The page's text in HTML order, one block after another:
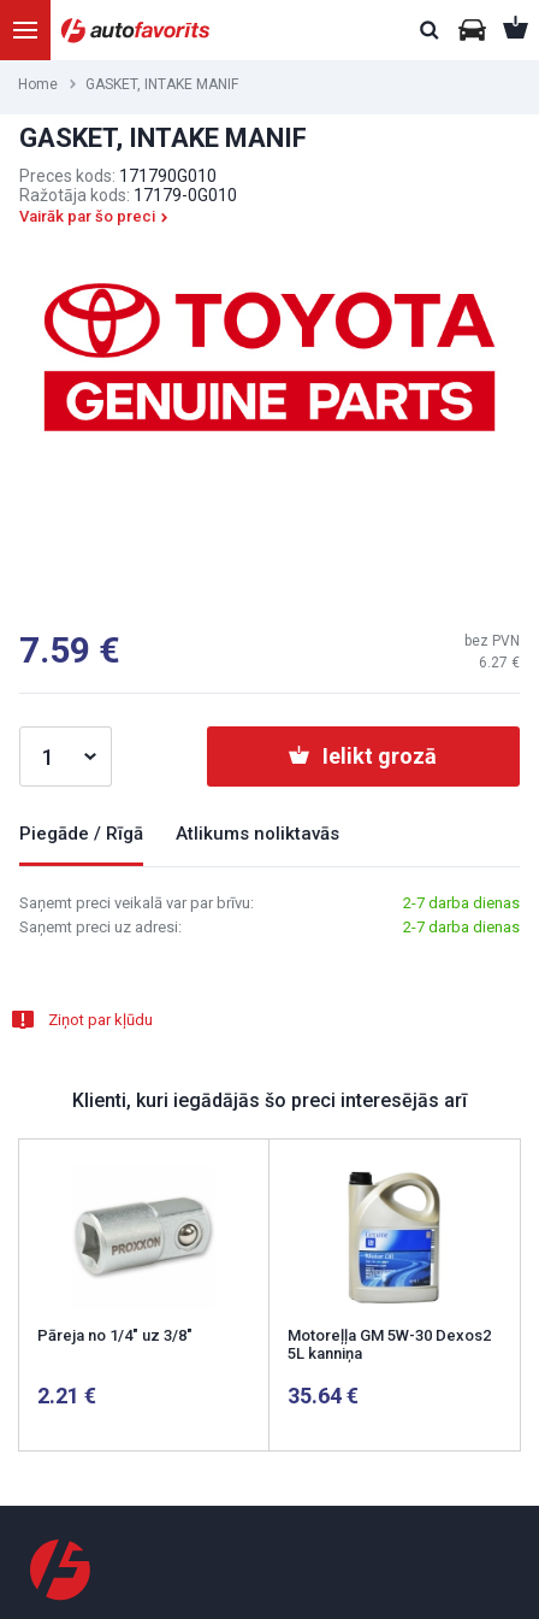
Home GASKET, INTAKE MANIF
GASKET, INTAKE MANIF
Preces kods: 171790G010
Ražotāja kods: 17179-0G010
Vairāk par šo preci
7.59 6.27
bez PVN
Ielikt grozā
Piegāde / Rīgā Atlikums noliktavās
Saņemt preci veikalā var par brīvu:
2-7 darba dienas
Saņemt preci uz adresi:
2-7 darba dienas
Ziņot par kļūdu
Klienti, kuri iegādājās šo preci interesējās arī
Pāreja no 1/4" uz 3/8"
2.21
Motoreļļa GM 5W-30 Dexos2
5L kanniņa
35.64